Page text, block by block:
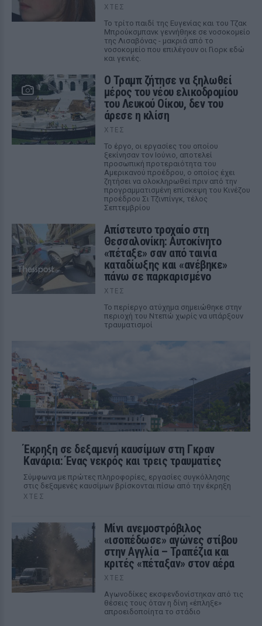
ΧΤΕΣ
Το τρίτο παιδί της Ευγενίας και του Τζακ
Μπρούκσμπανκ γεννήθηκε σε νοσοκομείο
της Λισαβόνας - μακριά από το
νοσοκομείο που επιλέγουν οι Γιορκ εδώ
και γενιές.
Ο Τραμπ ζήτησε να ξηλωθεί
μέρος του νέου ελικοδρομίου
του Λευκού Οίκου, δεν του
άρεσε η κλίση
ΧΤΕΣ
Το έργο, οι εργασίες του οποίου
ξεκίνησαν τον Ιούνιο, αποτελεί
προσωπική προτεραιότητα του
Αμερικανού προέδρου, ο οποίος έχει
ζητήσει να ολοκληρωθεί πριν από την
προγραμματισμένη επίσκεψη του Κινέζου
προέδρου Σι Τζινπίνγκ, τέλος
Σεπτεμβρίου
Απίστευτο τροχαίο στη
Θεσσαλονίκη: Αυτοκίνητο
«πέταξε» σαν από ταινία
καταδίωξης και «ανέβηκε»
πάνω σε παρκαρισμένο
ΧΤΕΣ
Το περίεργο ατύχημα σημειώθηκε στην
περιοχή του Ντεπώ χωρίς να υπάρξουν
τραυματισμοί
Έκρηξη σε δεξαμενή καυσίμων στη Γκραν
Κανάρια: Ένας νεκρός και τρεις τραυματίες
Σύμφωνα με πρώτες πληροφορίες, εργασίες συγκόλλησης
στις δεξαμενές καυσίμων βρίσκονται πίσω από την έκρηξη
ΧΤΕΣ
Μίνι ανεμοστρόβιλος
«ισοπέδωσε» αγώνες στίβου
στην Αγγλία – Τραπέζια και
κριτές «πέταξαν» στον αέρα
ΧΤΕΣ
Αγωνοδίκες εκσφενδονίστηκαν από τις
θέσεις τους όταν η δίνη «έπληξε»
απροειδοποίητα το στάδιο